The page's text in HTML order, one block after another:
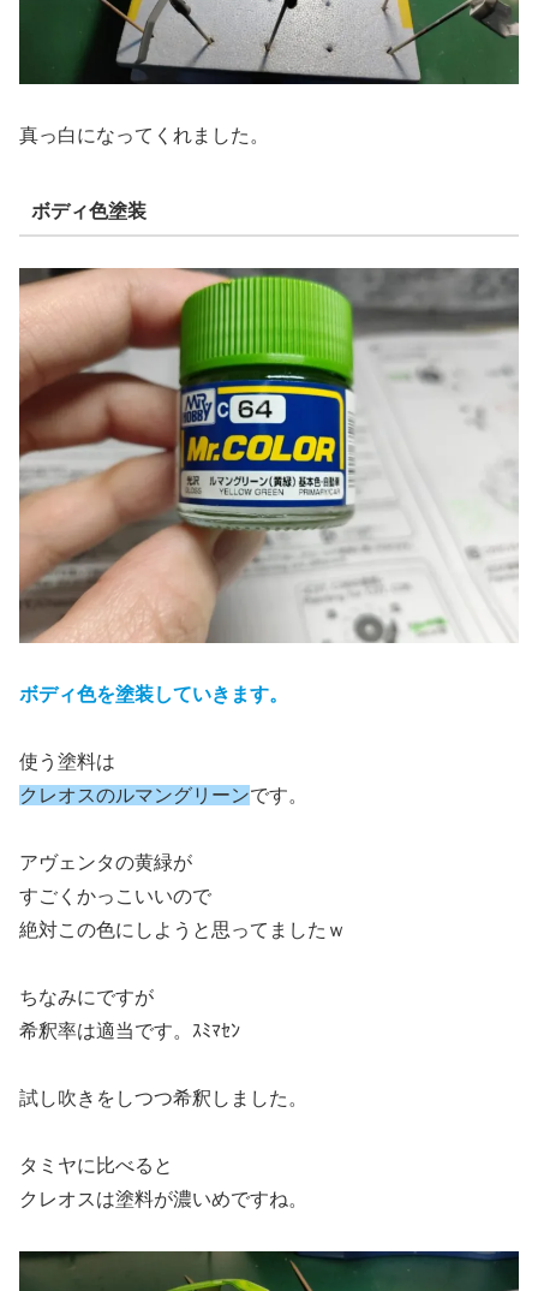
真っ白になってくれました。
ボディ色塗装
ボディ色を塗装していきます。
使う塗料は
クレオスのルマングリーンです。
アヴェンタの黄緑が
すごくかっこいいので
絶対この色にしようと思ってましたｗ
ちなみにですが
希釈率は適当です。ｽﾐﾏｾﾝ
試し吹きをしつつ希釈しました。
タミヤに比べると
クレオスは塗料が濃いめですね。